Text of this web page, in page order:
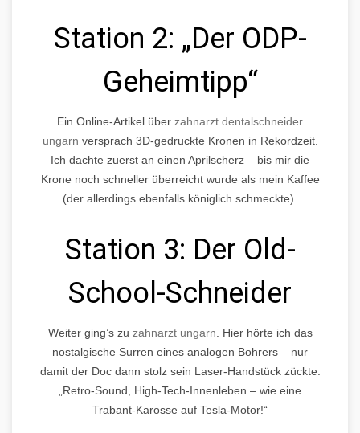
Station 2: „Der ODP-
Geheimtipp“
Ein Online-Artikel über zahnarzt dentalschneider
ungarn versprach 3D-gedruckte Kronen in Rekordzeit.
Ich dachte zuerst an einen Aprilscherz – bis mir die
Krone noch schneller überreicht wurde als mein Kaffee
(der allerdings ebenfalls königlich schmeckte).
Station 3: Der Old-
School-Schneider
Weiter ging’s zu zahnarzt ungarn . Hier hörte ich das
nostalgische Surren eines analogen Bohrers – nur
damit der Doc dann stolz sein Laser-Handstück zückte:
„Retro-Sound, High-Tech-Innenleben – wie eine
Trabant-Karosse auf Tesla-Motor!“